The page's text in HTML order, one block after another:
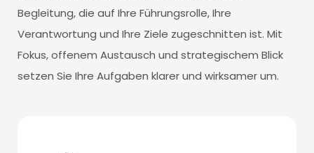
Begleitung, die auf Ihre Führungsrolle, Ihre
Verantwortung und Ihre Ziele zugeschnitten ist. Mit
Fokus, offenem Austausch und strategischem Blick
setzen Sie Ihre Aufgaben klarer und wirksamer um.